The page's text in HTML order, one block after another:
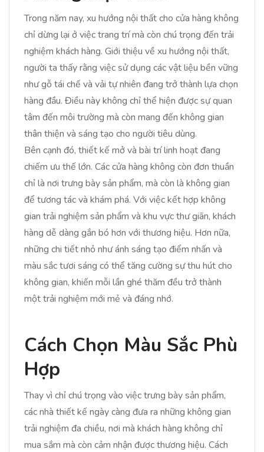
Trong năm nay, xu hướng nội thất cho cửa hàng không
chỉ dừng lại ở việc trang trí mà còn chú trọng đến trải
nghiệm khách hàng. Giới thiệu về xu hướng nội thất,
người ta thấy rằng việc sử dụng các vật liệu bền vững
như gỗ tái chế và vải tự nhiên đang trở thành lựa chọn
hàng đầu. Điều này không chỉ thể hiện được sự quan
tâm đến môi trường mà còn mang đến không gian
thân thiện và sáng tạo cho người tiêu dùng.
Bên cạnh đó, thiết kế mở và bài trí linh hoạt đang
chiếm ưu thế lớn. Các cửa hàng không còn đơn thuần
chỉ là nơi trưng bày sản phẩm, mà còn là không gian
để tương tác và khám phá. Với việc kết hợp không
gian trải nghiệm sản phẩm và khu vực thư giãn, khách
hàng dễ dàng gắn bó hơn với thương hiệu. Hơn nữa,
những chi tiết nhỏ như ánh sáng tạo điểm nhấn và
màu sắc tươi sáng có thể tăng cường sự thu hút cho
không gian, khiến mỗi lần ghé thăm đều trở thành
một trải nghiệm mới mẻ và đáng nhớ.
Cách Chọn Màu Sắc Phù
Hợp
Thay vì chỉ chú trọng vào việc trưng bày sản phẩm,
các nhà thiết kế ngày càng đưa ra những không gian
trải nghiệm đa chiều, nơi mà khách hàng không chỉ
mua sắm mà còn cảm nhận được thương hiệu. Cách